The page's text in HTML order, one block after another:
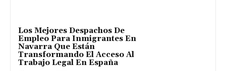
Los Mejores Despachos De
Empleo Para Inmigrantes En
Navarra Que Están
Transformando El Acceso Al
Trabajo Legal En España